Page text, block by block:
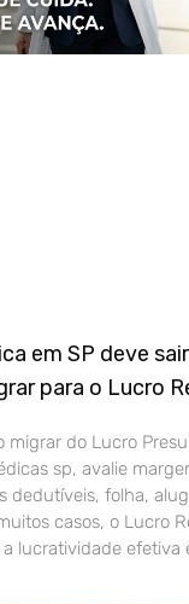
em SP deve
para o Lucro
migrar do Lucro
sp, avalie
dedutíveis, folha,
casos, o Lucro
lucratividade efetiva